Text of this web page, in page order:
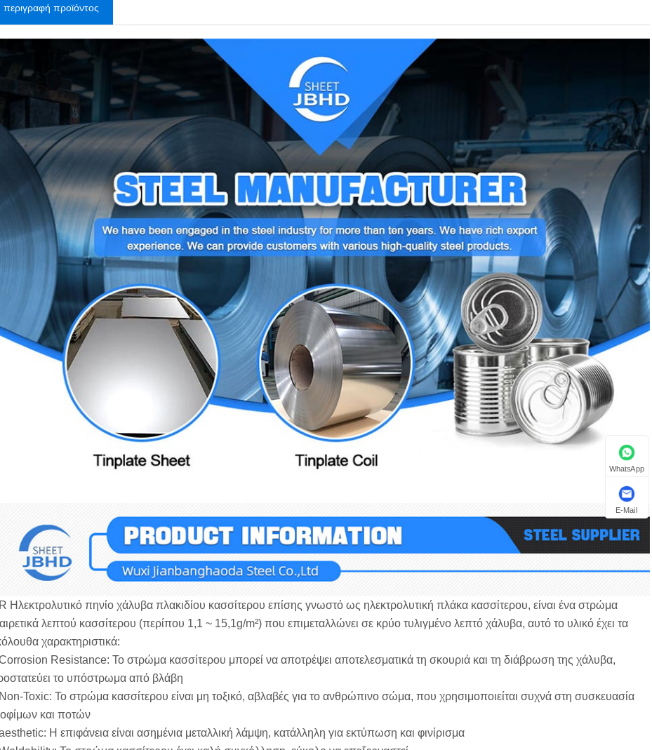
περιγραφή προϊόντος
Ηλεκτρολυτικό πηνίο χάλυβα πλακιδίου κασσίτερου επίσης γνωστό ως ηλεκτρολυτική πλάκα κασσίτερου, είναι ένα στρώμα
λεπτού κασσίτερου (περίπου 1,1 ~ 15,1g/m²) που επιμεταλλώνει σε κρύο τυλιγμένο λεπτό χάλυβα, αυτό το υλικό έχει τα
χαρακτηριστικά:
Resistance‌: Το στρώμα κασσίτερου μπορεί να αποτρέψει αποτελεσματικά τη σκουριά και τη διάβρωση της χάλυβα,
το υπόστρωμα από βλάβη
Toxic‌: Το στρώμα κασσίτερου είναι μη τοξικό, αβλαβές για το ανθρώπινο σώμα, που χρησιμοποιείται συχνά στη συσκευασία
και ποτών
Η επιφάνεια είναι ασημένια μεταλλική λάμψη, κατάλληλη για εκτύπωση και φινίρισμα
WhatsApp
E-Mail